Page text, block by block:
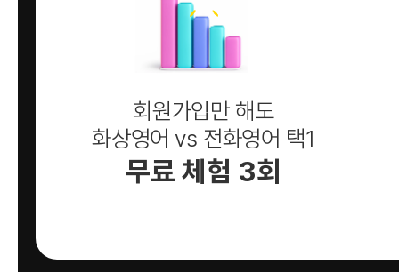
회원가입만 해도
화상영어 vs 전화영어 택1
무료 체험 3회